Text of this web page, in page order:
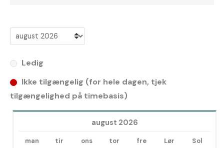
Ledig
Ikke tilgængelig (for hele dagen, tjek
tilgængelighed på timebasis)
august 2026
man tir ons tor fre Lør Sol